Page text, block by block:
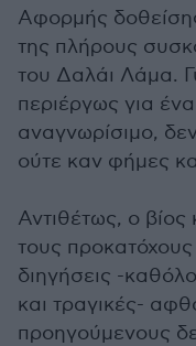
Αφορμής
της πλήρους
του Δαλάι Λάμα.
περιέργως για
αναγνωρίσιμο,
ούτε καν φήμες
Αντιθέτως, ο βίος
τους προκατόχους
διηγήσεις -
και τραγικές-
προηγούμενους